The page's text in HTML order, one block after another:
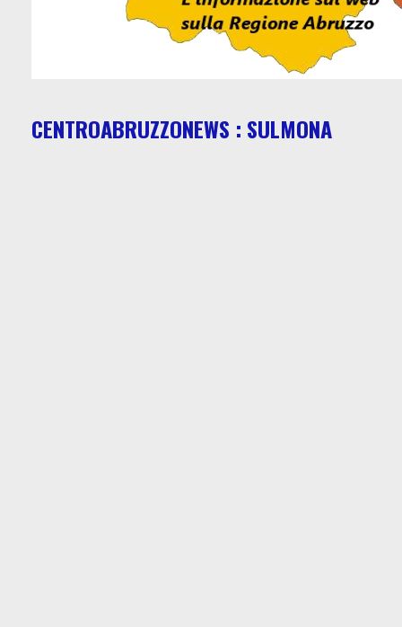
CENTROABRUZZONEWS : SULMONA